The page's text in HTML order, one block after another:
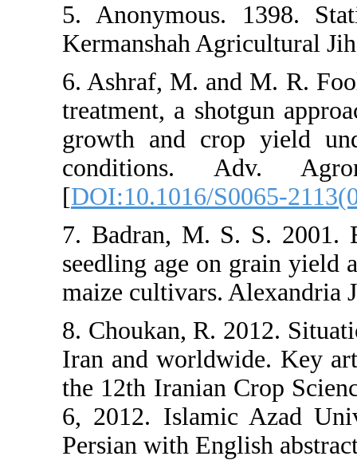
5.
Kermanshah
6. Ashraf, M.
treatment, a
growth and
[
7. Badran,
seedling age
maize
8.
Iran and
the 12th
6, 2012.
Persian with